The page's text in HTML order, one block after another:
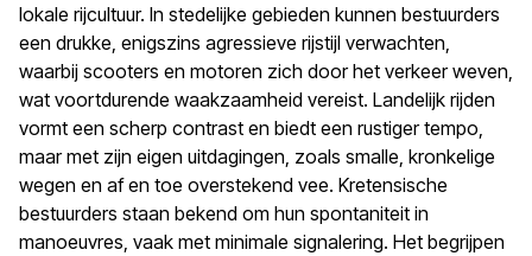
lokale rijcultuur. In stedelijke gebieden kunnen bestuurders
een drukke, enigszins agressieve rijstijl verwachten,
waarbij scooters en motoren zich door het verkeer weven,
wat voortdurende waakzaamheid vereist. Landelijk rijden
vormt een scherp contrast en biedt een rustiger tempo,
maar met zijn eigen uitdagingen, zoals smalle, kronkelige
wegen en af en toe overstekend vee. Kretensische
bestuurders staan bekend om hun spontaniteit in
manoeuvres, vaak met minimale signalering. Het begrijpen